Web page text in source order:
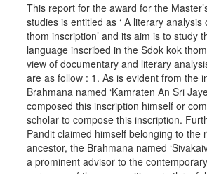
This report for the award for the
studies is entitled as ‘ A literary
thom inscription’ and its aim is to study
language inscribed in the Sdok kok
view of documentary and literary
are as follow : 1. As is evident from the
Brahmana named ‘Kamraten An Sri
composed this inscription himself or
scholar to compose this inscription.
Pandit claimed himself belonging to the
ancestor, the Brahmana named
a prominent advisor to the